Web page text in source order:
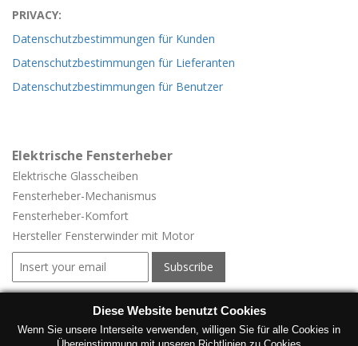
PRIVACY:
Datenschutzbestimmungen für Kunden
Datenschutzbestimmungen für Lieferanten
Datenschutzbestimmungen für Benutzer
Elektrische Fensterheber
Elektrische Glasscheiben
Fensterheber-Mechanismus
Fensterheber-Komfort
Hersteller Fensterwinder mit Motor
Elektrische Fensterheber für Fahrzeuge
Elektrische Fensterheber für Fahrzeuge
Diese Website benutzt Cookies
Wenn Sie unsere Interseite verwenden, willigen Sie für alle Cookies in